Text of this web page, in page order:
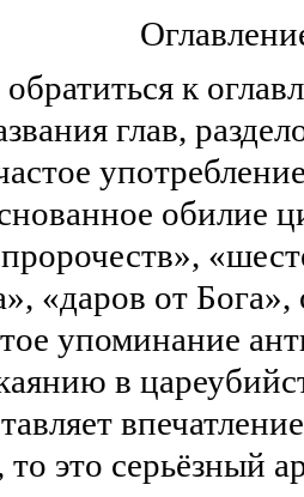
обратиться к
глав,
обилие
«даров от
упоминание
в
то это серьёзный